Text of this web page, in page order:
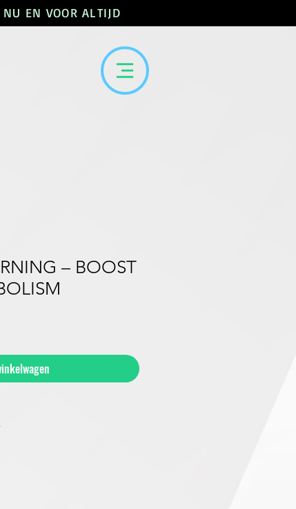
EN VOOR ALTIJD
– BOOST